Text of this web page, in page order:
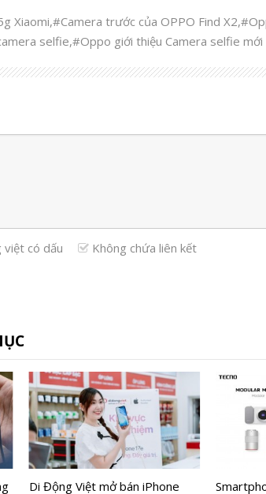
Xiaomi,#Camera trước của OPPO Find X2,
selfie,#Oppo giới thiệu Camera selfie mới
việt có dấu Không chứa liên kết
Di Động Việt mở bán iPhone